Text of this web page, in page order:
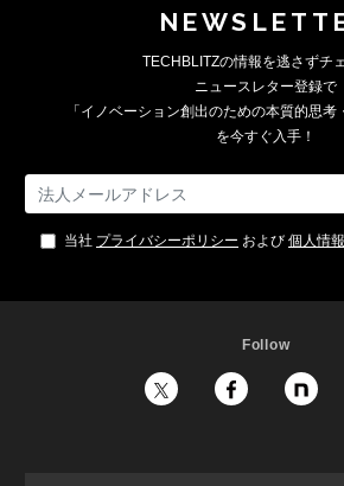
TECHBLITZの情報を逃さずチ
ニュースレター登録で
「イノベーション創出のための本質的思考
を今すぐ入手！
当社 プライバシーポリシー および 個人情
Follow